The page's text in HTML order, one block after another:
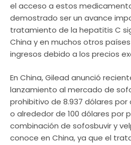
el acceso a estos
demostrado ser un avance
tratamiento de la hepatitis C
China y en muchos otros
ingresos debido a los precios
En China, Gilead anunció
lanzamiento al mercado de
prohibitivo de 8.937 dólares
o alrededor de 100 dólares por
combinación de sofosbuvir y
conoce en China, ya que el